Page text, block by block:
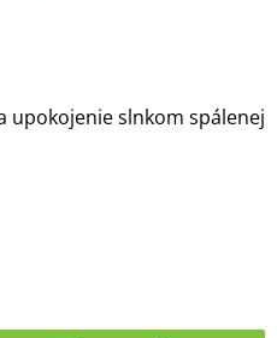
upokojenie slnkom spálenej